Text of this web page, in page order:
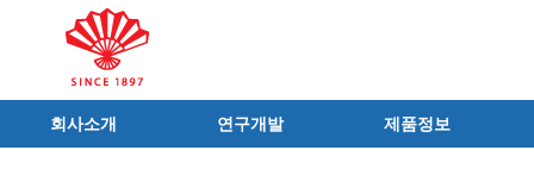
회사소개 연구개발 제품정보